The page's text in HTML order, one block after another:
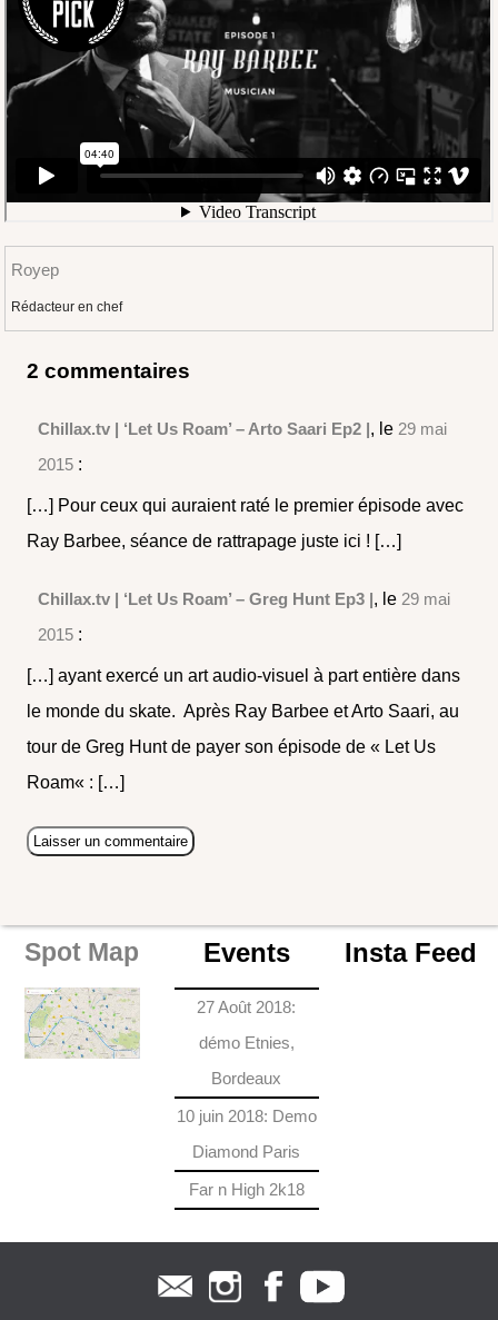
Royep
Rédacteur en chef
2 commentaires
Chillax.tv | ‘Let Us Roam’ – Arto Saari Ep2 |, le 29 mai
2015 :
[…] Pour ceux qui auraient raté le premier épisode avec
Ray Barbee, séance de rattrapage juste ici ! […]
Chillax.tv | ‘Let Us Roam’ – Greg Hunt Ep3 |, le 29 mai
2015 :
[…] ayant exercé un art audio-visuel à part entière dans
le monde du skate. Après Ray Barbee et Arto Saari, au
tour de Greg Hunt de payer son épisode de « Let Us
Roam« : […]
Spot Map Events
27 Août 2018:
démo Etnies,
Bordeaux
10 juin 2018: Demo
Diamond Paris
Far n High 2k18
Insta Feed